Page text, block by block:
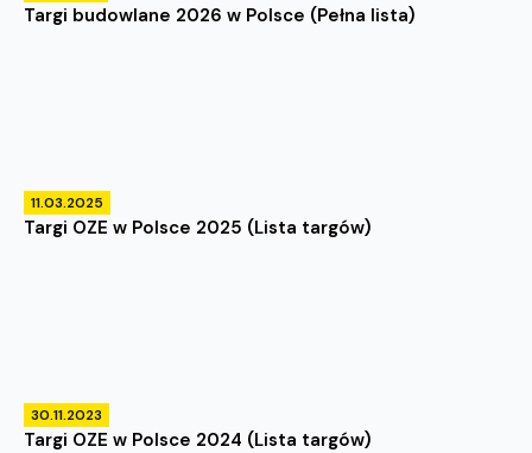
Targi budowlane 2026 w Polsce (Pełna lista)
11.03.2025
Targi OZE w Polsce 2025 (Lista targów)
30.11.2023
Targi OZE w Polsce 2024 (Lista targów)